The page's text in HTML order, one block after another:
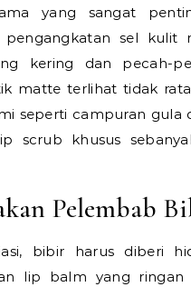
yang sangat
pengangkatan sel kulit
kering dan pecah-
matte terlihat tidak
seperti campuran gula
scrub khusus
Pelembab
bibir harus diberi
lip balm yang